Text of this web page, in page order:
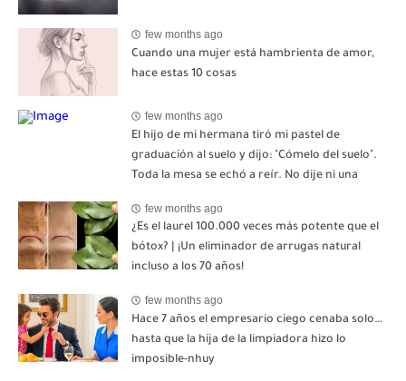
few months ago
Cuando una mujer está hambrienta de amor,
hace estas 10 cosas
few months ago
El hijo de mi hermana tiró mi pastel de
graduación al suelo y dijo: "Cómelo del suelo".
Toda la mesa se echó a reír. No dije ni una
un mensaje: "Hemos decidido cortar todo
contacto. Aléjate para siempre"-nhuy
few months ago
¿Es el laurel 100.000 veces más potente que el
bótox? | ¡Un eliminador de arrugas natural
incluso a los 70 años!
few months ago
Hace 7 años el empresario ciego cenaba solo…
hasta que la hija de la limpiadora hizo lo
imposible-nhuy